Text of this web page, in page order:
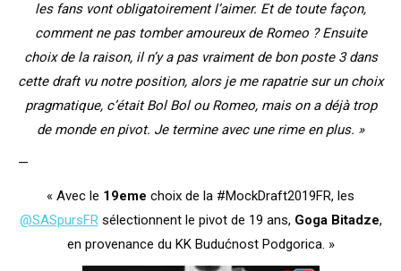
les fans vont obligatoirement l’aimer. Et de toute façon,
comment ne pas tomber amoureux de Romeo ? Ensuite
choix de la raison, il n’y a pas vraiment de bon poste 3 dans
cette draft vu notre position, alors je me rapatrie sur un choix
pragmatique, c’était Bol Bol ou Romeo, mais on a déjà trop
de monde en pivot. Je termine avec une rime en plus. »
—
« Avec le 19eme choix de la #MockDraft2019FR, les
@SASpursFRsélectionnent le pivot de 19 ans, Goga Bitadze,
en provenance du KK Budućnost Podgorica. »